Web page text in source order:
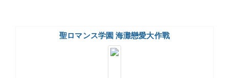
聖ロマンス学園 海灘戀愛大作戰